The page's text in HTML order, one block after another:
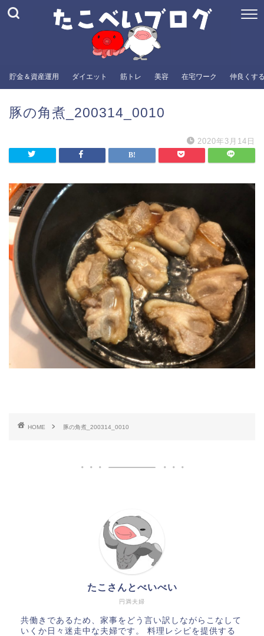
貯金＆資産運用 ダイエット 筋トレ 美容 在宅ワーク 仲良くす
豚の角煮_200314_0010
2020年3月14日
HOME 豚の角煮_200314_0010
円満夫婦
たこさんとべいべい
共働きであるため、家事をどう言い訳しながらこなして
いくか日々迷走中な夫婦です。 料理レシピを提供する